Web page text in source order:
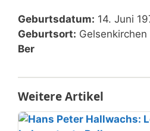
Geburtsdatum: 14. Juni
Geburtsort: Gelsenkirchen
Ber
Weitere Artikel